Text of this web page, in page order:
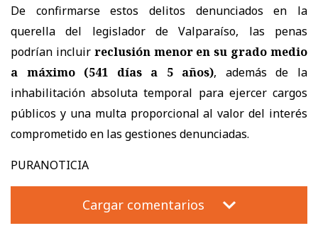
De confirmarse estos delitos denunciados en la
querella del legislador de Valparaíso, las penas
podrían incluir reclusión menor en su grado medio
a máximo (541 días a 5 años), además de la
inhabilitación absoluta temporal para ejercer cargos
públicos y una multa proporcional al valor del interés
comprometido en las gestiones denunciadas.
PURANOTICIA
Cargar comentarios